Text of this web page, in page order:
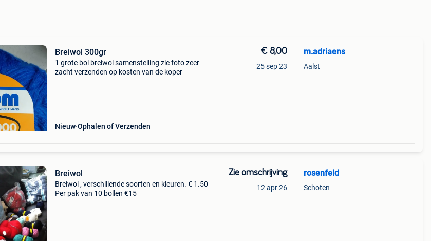
Breiwol 300gr
1 grote bol breiwol samenstelling zie foto zeer
zacht verzenden op kosten van de koper
Nieuw Ophalen of Verzenden
€ 8,00
25 sep 23
m.adriaens
Aalst
Breiwol
Breiwol , verschillende soorten en kleuren. € 1.50
Per pak van 10 bollen €15
Zie omschrijving
12 apr 26
rosenfeld
Schoten